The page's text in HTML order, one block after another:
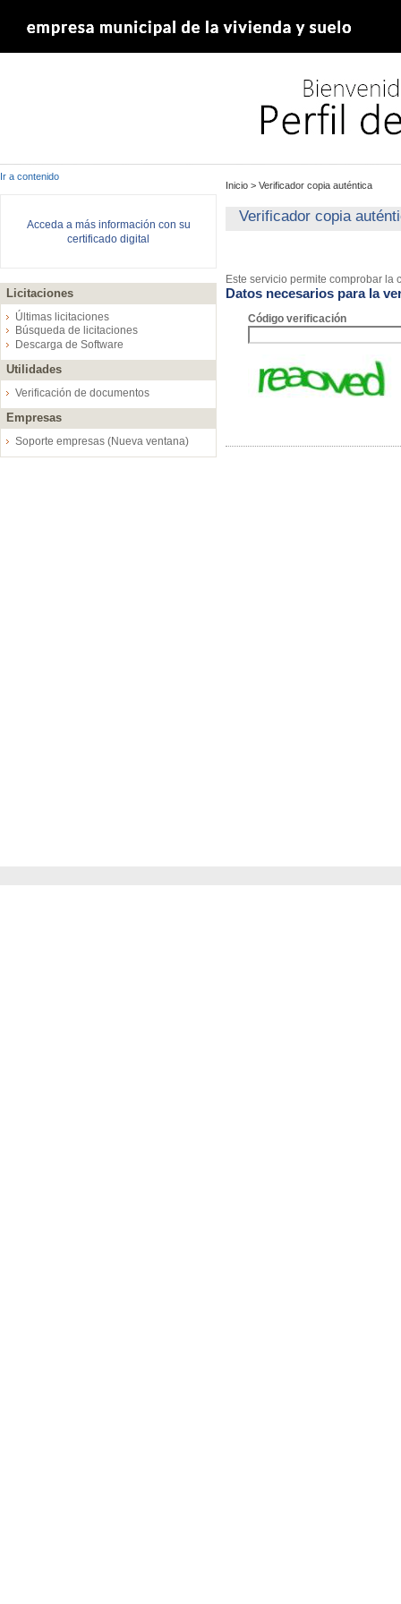
Ir a contenido
Acceda a más información con su
certificado digital
Licitaciones
Últimas licitaciones
Búsqueda de licitaciones
Descarga de Software
Utilidades
Verificación de documentos
Empresas
Soporte empresas (Nueva ventana)
Inicio > Verificador copia auténtica
Verificador copia
Este servicio permite comprobar
Datos necesarios para la
Código verificación